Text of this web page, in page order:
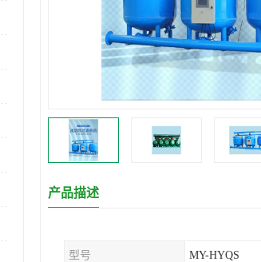
产品描述
型号 MY-HYQS